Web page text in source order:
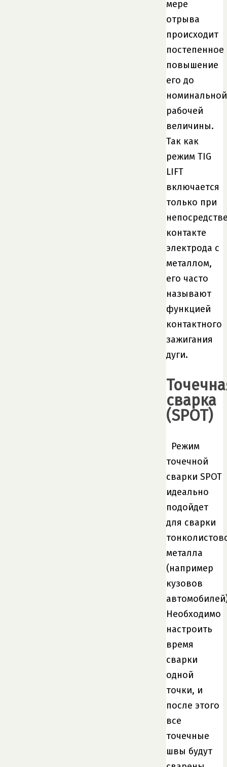
мере
отрыва
происходит
постепенное
повышение
его до
номинальной
рабочей
величины.
Так как
режим TIG
LIFT
включается
только при
контакте
электрода с
металлом,
его часто
называют
функцией
контактного
зажигания
дуги.
сварка
(SPOT)
Режим
точечной
сварки SPOT
идеально
подойдет
для сварки
металла
(например
кузовов
Необходимо
настроить
время
сварки
одной
точки, и
после этого
все
точечные
швы будут